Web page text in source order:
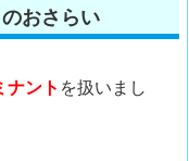
おさらい
ナント を扱いまし